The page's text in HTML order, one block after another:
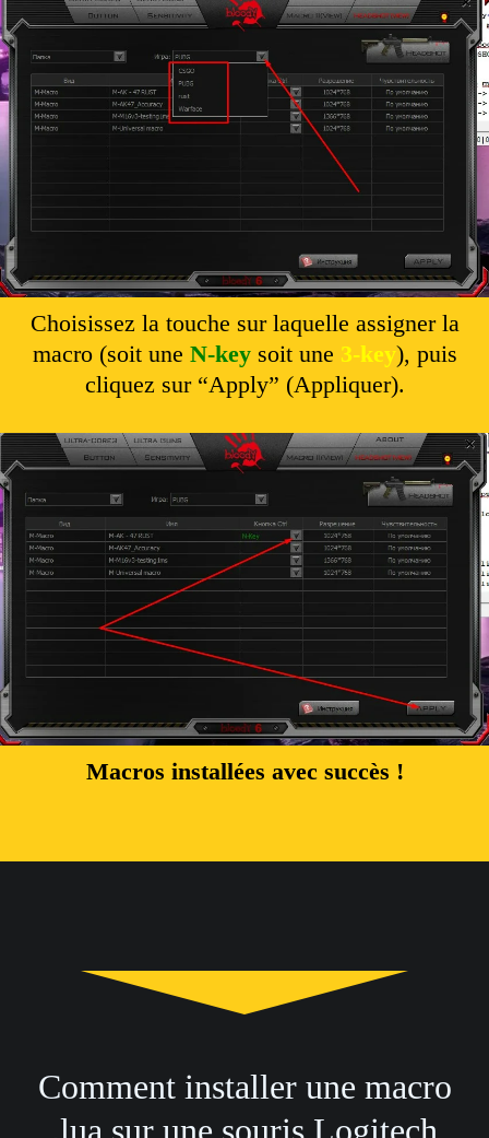
Choisissez la touche sur laquelle assigner la
macro (soit une N-keysoit une 3-key), puis
cliquez sur “Apply” (Appliquer).
Macros installées avec succès !
Comment installer une macro